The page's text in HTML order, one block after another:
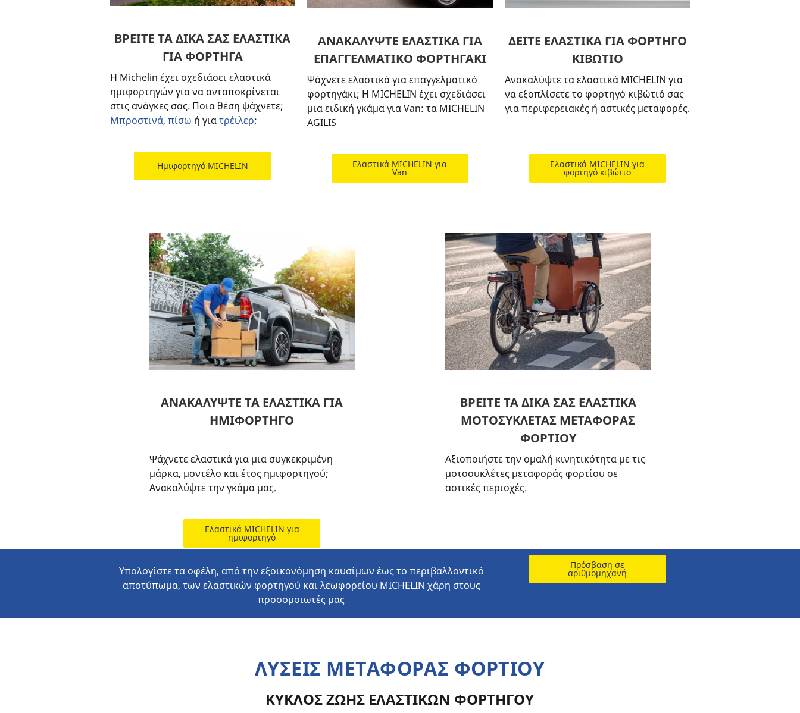
ΒΡΕΙΤΕ ΤΑ ΔΙΚΑ ΣΑΣ ΕΛΑΣΤΙΚΑ
ΓΙΑ ΦΟΡΤΗΓΑ
Η Michelin έχει σχεδιάσει ελαστικά
ημιφορτηγών για να ανταποκρίνεται
στις ανάγκες σας. Ποια θέση ψάχνετε;
Μπροστινά, πίσω ή γιατρέιλερ;
Ημιφορτηγό MICHELIN
ΑΝΑΚΑΛΥΨΤΕ ΕΛΑΣΤΙΚΑ ΓΙΑ
ΕΠΑΓΓΕΛΜΑΤΙΚΟ ΦΟΡΤΗΓΑΚΙ
Ψάχνετε ελαστικά για επαγγελματικό
φορτηγάκι; Η MICHELIN έχει σχεδιάσει
μια ειδική γκάμα για Van: τα MICHELIN
AGILIS
Ελαστικά MICHELIN για
Van
ΔΕΙΤΕ ΕΛΑΣΤΙΚΑ ΓΙΑ ΦΟΡΤΗΓΟ
ΚΙΒΩΤΙΟ
Ανακαλύψτε τα ελαστικά MICHELIN για
να εξοπλίσετε το φορτηγό κιβώτιό σας
για περιφερειακές ή αστικές μεταφορές.
Ελαστικά MICHELIN για
φορτηγό κιβώτιο
ΑΝΑΚΑΛΥΨΤΕ ΤΑ ΕΛΑΣΤΙΚΑ ΓΙΑ
ΗΜΙΦΟΡΤΗΓΟ
Ψάχνετε ελαστικά για μια συγκεκριμένη
μάρκα, μοντέλο και έτος ημιφορτηγού;
Ανακαλύψτε την γκάμα μας.
Ελαστικά MICHELIN για
ημιφορτηγό
ΒΡΕΙΤΕ ΤΑ ΔΙΚΑ ΣΑΣ ΕΛΑΣΤΙΚΑ
ΜΟΤΟΣΥΚΛΕΤΑΣ ΜΕΤΑΦΟΡΑΣ
ΦΟΡΤΙΟΥ
Αξιοποιήστε την ομαλή κινητικότητα με τις
μοτοσυκλέτες μεταφοράς φορτίου σε
αστικές περιοχές.
Υπολογίστε τα οφέλη, από την εξοικονόμηση καυσίμων έως το περιβαλλοντικό
αποτύπωμα, των ελαστικών φορτηγού και λεωφορείου MICHELIN χάρη στους
προσομοιωτές μας
Πρόσβαση σε
αριθμομηχανή
ΛΥΣΕΙΣ ΜΕΤΑΦΟΡΑΣ ΦΟΡΤΙΟΥ
ΚΥΚΛΟΣ ΖΩΗΣ ΕΛΑΣΤΙΚΩΝ ΦΟΡΤΗΓΟΥ